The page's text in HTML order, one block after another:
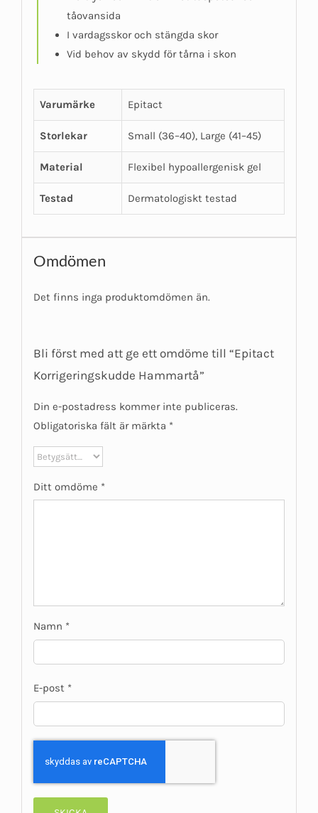
tåovansida
I vardagsskor och stängda skor
Vid behov av skydd för tårna i skon
Varumärke Epitact
Storlekar Small (36–40), Large (41–45)
Material Flexibel hypoallergenisk gel
Testad Dermatologiskt testad
Omdömen
Det finns inga produktomdömen än.
Bli först med att ge ett omdöme till “Epitact
Korrigeringskudde Hammartå”
Din e-postadress kommer inte publiceras.
Obligatoriska fält är märkta *
Ditt omdöme *
Namn *
E-post *